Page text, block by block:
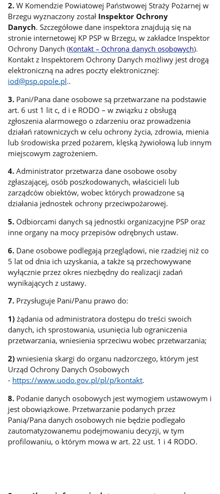
2.W Komendzie Powiatowej Państwowej Straży Pożarnej w
Brzegu wyznaczony został Inspektor Ochrony
Danych. Szczegółowe dane inspektora znajdują się na
stronie internetowej KP PSP w Brzegu, w zakładce Inspektor
Ochrony Danych (Kontakt–Ochrona danych osobowych).
Kontakt z Inspektorem Ochrony Danych możliwy jest drogą
elektroniczną na adres poczty elektronicznej:
iod@psp.opole.pl..
3. Pani/Pana dane osobowe są przetwarzane na podstawie
art. 6 ust 1 lit c, d i e RODO – w związku z obsługą
zgłoszenia alarmowego o zdarzeniu oraz prowadzenia
działań ratowniczych w celu ochrony życia, zdrowia, mienia
lub środowiska przed pożarem, klęską żywiołową lub innym
miejscowym zagrożeniem.
4.Administrator przetwarza dane osobowe osoby
zgłaszającej, osób poszkodowanych, właścicieli lub
zarządców obiektów, wobec których prowadzone są
działania jednostek ochrony przeciwpożarowej.
5. Odbiorcami danych są jednostki organizacyjne PSP oraz
inne organy na mocy przepisów odrębnych ustaw.
6. Dane osobowe podlegają przeglądowi, nie rzadziej niż co
5 lat od dnia ich uzyskania, a także są przechowywane
wyłącznie przez okres niezbędny do realizacji zadań
wynikających z ustawy.
7. Przysługuje Pani/Panu prawo do:
1)żądania od administratora dostępu do treści swoich
danych, ich sprostowania, usunięcia lub ograniczenia
przetwarzania, wniesienia sprzeciwu wobec przetwarzania;
2)wniesienia skargi do organu nadzorczego, którym jest
Urząd Ochrony Danych Osobowych
- https://www.uodo.gov.pl/pl/p/kontakt.
8. Podanie danych osobowych jest wymogiem ustawowym i
jest obowiązkowe. Przetwarzanie podanych przez
Panią/Pana danych osobowych nie będzie podlegało
zautomatyzowanemu podejmowaniu decyzji, w tym
profilowaniu, o którym mowa w art. 22 ust. 1 i 4 RODO.